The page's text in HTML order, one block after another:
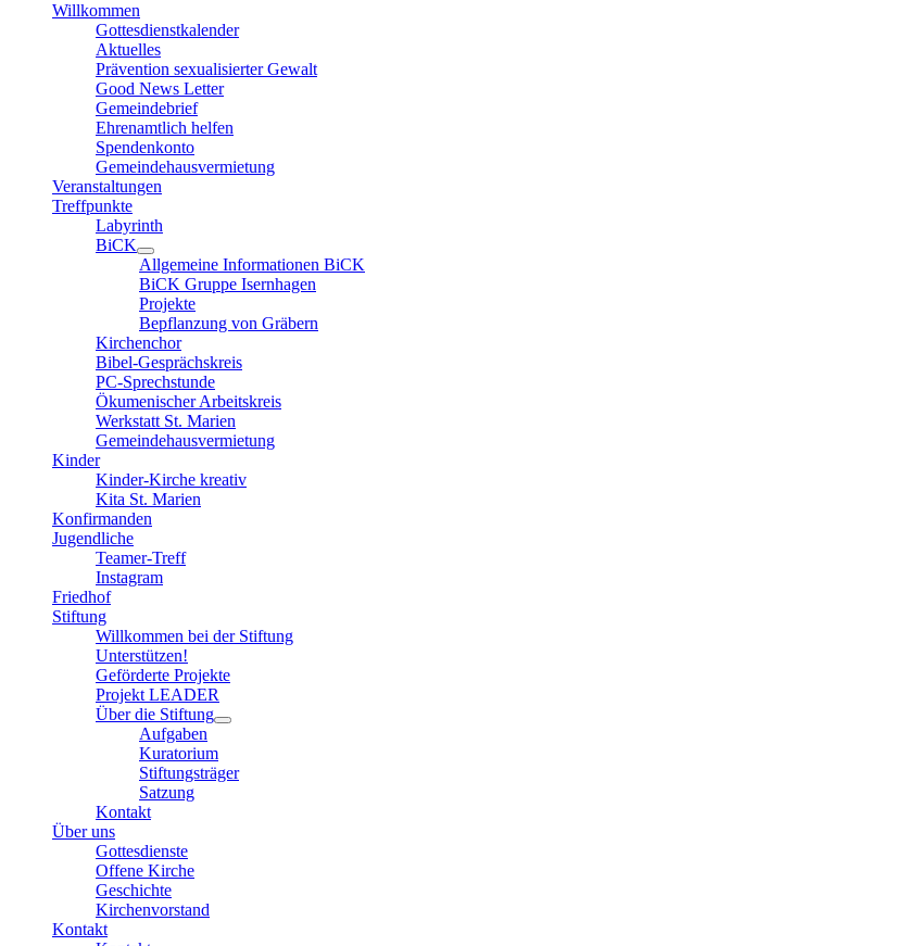
Willkommen
Gottesdienstkalender
Aktuelles
Prävention sexualisierter Gewalt
Good News Letter
Gemeindebrief
Ehrenamtlich helfen
Spendenkonto
Gemeindehausvermietung
Veranstaltungen
Treffpunkte
Labyrinth
BiCK
Allgemeine Informationen BiCK
BiCK Gruppe Isernhagen
Projekte
Bepflanzung von Gräbern
Kirchenchor
Bibel-Gesprächskreis
PC-Sprechstunde
Ökumenischer Arbeitskreis
Werkstatt St. Marien
Gemeindehausvermietung
Kinder
Kinder-Kirche kreativ
Kita St. Marien
Konfirmanden
Jugendliche
Teamer-Treff
Instagram
Friedhof
Stiftung
Willkommen bei der Stiftung
Unterstützen!
Geförderte Projekte
Projekt LEADER
Über die Stiftung
Aufgaben
Kuratorium
Stiftungsträger
Satzung
Kontakt
Über uns
Gottesdienste
Offene Kirche
Geschichte
Kirchenvorstand
Kontakt